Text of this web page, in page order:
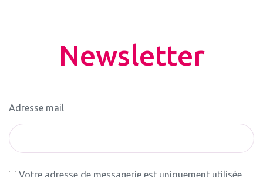
Newsletter
Adresse mail
Votre adresse de messagerie est uniquement utilisée